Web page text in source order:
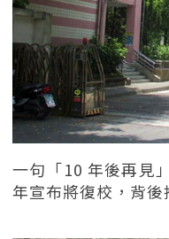
一句「10 年後再見
年宣布將復校，背後